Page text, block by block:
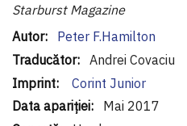
Starburst Magazine
Informaţii
suplimentare
Peter F.Hamilton
Andrei Covaciu
Corint Junior
Mai 2017